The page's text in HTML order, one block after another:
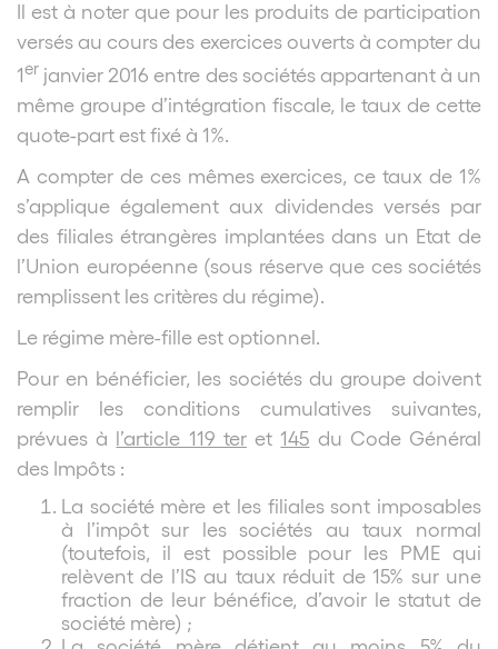
Il est à noter que pour les produits de participation
versés au cours des exercices ouverts à compter du
1er janvier 2016 entre des sociétés appartenant à un
même groupe d’intégration fiscale, le taux de cette
quote-part est fixé à 1%.
A compter de ces mêmes exercices, ce taux de 1%
s’applique également aux dividendes versés par
des filiales étrangères implantées dans un Etat de
l’Union européenne (sous réserve que ces sociétés
remplissent les critères du régime).
Le régime mère-fille est optionnel.
Pour en bénéficier, les sociétés du groupe doivent
remplir les conditions cumulatives suivantes,
prévues à l’article 119 teret 145 du Code Général
des Impôts :
La société mère et les filiales sont imposables
à l’impôt sur les sociétés au taux normal
(toutefois, il est possible pour les PME qui
relèvent de l’IS au taux réduit de 15% sur une
fraction de leur bénéfice, d’avoir le statut de
société mère) ;